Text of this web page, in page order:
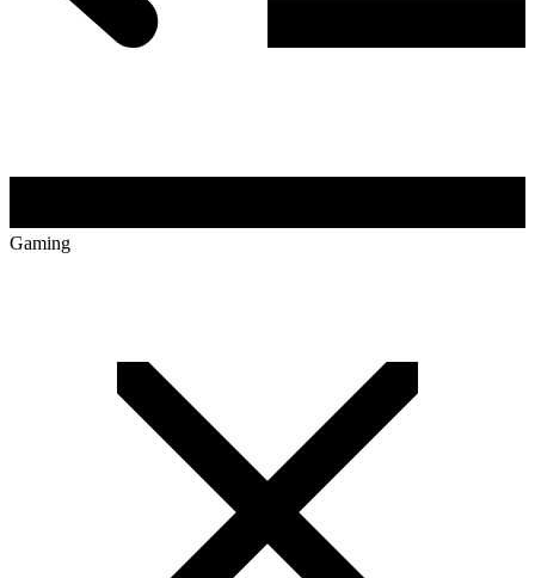
Gaming